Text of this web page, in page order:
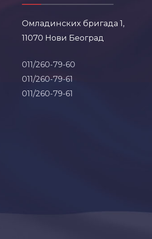
Омладинских бригада 1,
11070 Нови Београд
011/260-79-60
011/260-79-61
011/260-79-61